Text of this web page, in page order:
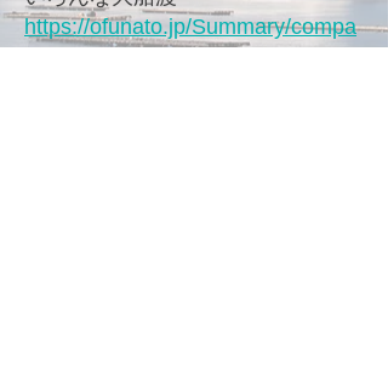
https://ofunato.jp/Summary/compa